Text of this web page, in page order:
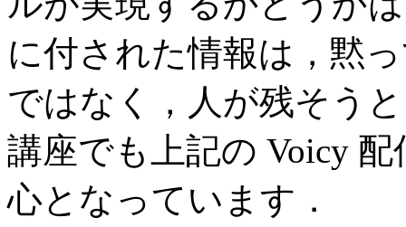
に付された情報は，黙
ではなく，人が残そう
講座でも上記の Voicy
心となっています．